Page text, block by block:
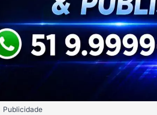
Publicidade